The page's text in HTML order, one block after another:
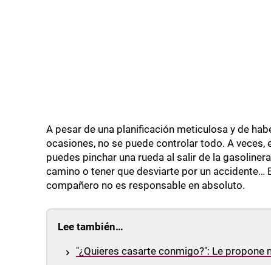
A pesar de una planificación meticulosa y de
ocasiones, no se puede controlar todo. A
puedes pinchar una rueda al salir de la
camino o tener que desviarte por un accidente…
compañero no es responsable en absoluto.
Lee también…
"¿Quieres casarte conmigo?": Le